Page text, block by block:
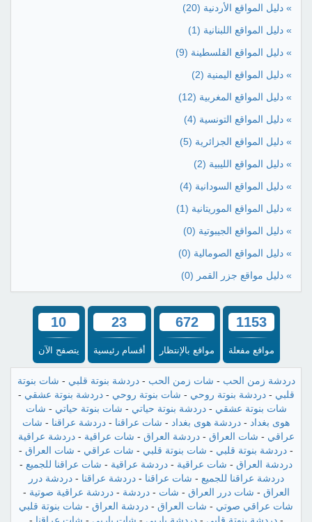
» دليل المواقع الأردنية (20)
» دليل المواقع اللبنانية (1)
» دليل المواقع الفلسطينة (9)
» دليل المواقع اليمنية (2)
» دليل المواقع المغربية (12)
» دليل المواقع التونسية (4)
» دليل المواقع الجزائرية (5)
» دليل المواقع الليبية (2)
» دليل المواقع السودانية (4)
» دليل المواقع الموريتانية (1)
» دليل المواقع الجيبوتية (0)
» دليل المواقع الصومالية (0)
» دليل مواقع جزر القمر (0)
1153
مواقع مفعلة
672
مواقع بالإنتظار
23
أقسام رئيسية
10
يتصفح الآن
دردشة زمن الحب - شات زمن الحب -دردشة بنوتة قلبي - شات بنوتة
قلبي -دردشة بنوتة روحي - شات بنوتة روحي -دردشة بنوتة عشقي -
شات بنوتة عشقي -دردشة بنوتة حياتي - شات بنوتة حياتي - شات
هوى بغداد - دردشة هوى بغداد - شات عراقنا - دردشة عراقنا - شات
عراقي - شات العراق -دردشة العراق - شات عراقية -دردشة عراقية
- دردشة بنوتة قلبي - شات بنوتة قلبي - شات عراقي - شات العراق -
دردشة العراق - شات عراقية - دردشة عراقية - شات عراقنا للجميع -
دردشة عراقنا للجميع - شات عراقنا -دردشة عراقنا -دردشة درر
العراق - شات درر العراق - شات -دردشة -دردشة عراقية صوتية -
شات عراقي صوتي - شات العراق - دردشة العراق - شات بنوتة قلبي
-دردشة بنوتة قلبي -دردشة باربي - شات باربي - شات عراقنا -